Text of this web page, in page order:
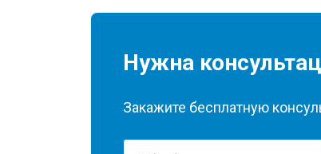
Нужна
Закажите бесплатную